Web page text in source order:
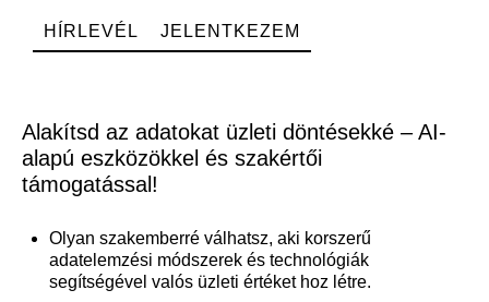
HÍRLEVÉL JELENTKEZEM
Alakítsd az adatokat üzleti döntésekké – AI-
alapú eszközökkel és szakértői
támogatással!
Olyan szakemberré válhatsz, aki korszerű
adatelemzési módszerek és technológiák
segítségével valós üzleti értéket hoz létre.